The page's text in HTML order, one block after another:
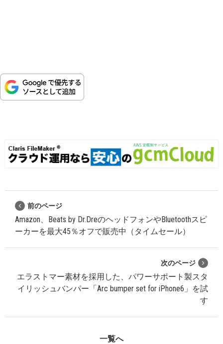
前のページ
Amazon、Beats by Dr.DreのヘッドフォンやBluetoothスピ
ーカーを最大45％オフで販売中（タイムセール）
次のページ
エラストマー素材を採用した、パワーサポート製スタ
イリッシュバンパー「Arc bumper set for iPhone6」を試
す
一覧へ